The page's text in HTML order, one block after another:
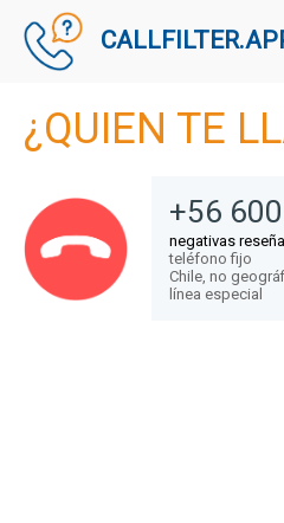
¿QUIEN TE
+56
negativas
teléfono fijo
Chile, no
línea especial